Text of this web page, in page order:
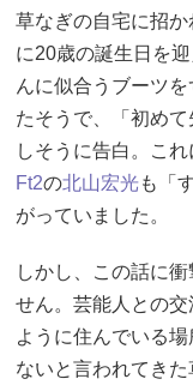
草なぎの自宅に招
に20歳の誕生日を
んに似合うブーツ
たそうで、「初め
しそうに告白。こ
Ft2の北山宏光も「
がっていました。
しかし、この話に
せん。芸能人との
ように住んでいる
ないと言われてき